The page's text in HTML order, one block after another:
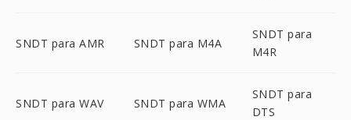
SNDT para AMR SNDT para M4A
SNDT para
M4R
SNDT para WAV SNDT para WMA
SNDT para
DTS